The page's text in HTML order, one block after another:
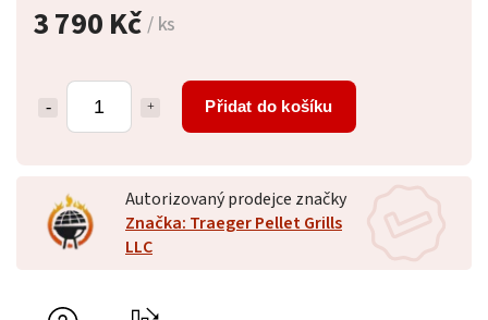
3 790 Kč/ ks
Přidat do košíku
Autorizovaný prodejce značky
Značka: Traeger Pellet Grills
LLC